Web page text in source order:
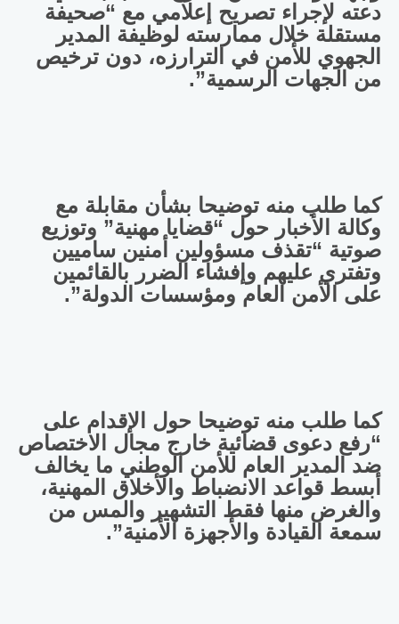
دعته لإجراء تصريح إعلامي مع “صحيفة
مستقلة خلال ممارسته لوظيفة المدير
الجهوي للأمن في الترارزه، دون ترخيص
من الجهات الرسمية”.
كما طلب منه توضيحا بشأن مقابلة مع
وكالة الأخبار حول “قضايا مهنية” وتوزيع
صوتية “تقذف مسؤولين أمنين ساميين
وتفتري عليهم وإفشاء الضرر بالقائمين
على الأمن العام ومؤسسات الدولة”.
كما طلب منه توضيحا حول الإقدام على
“رفع دعوى قضائية خارج مجال الاختصاص
ضد المدير العام للأمن الوطني ما يخالف
أبسط قواعد الانضباط والأخلاق المهنية،
والغرض منها فقط التشهير والمس من
سمعة القيادة والأجهزة الأمنية”.